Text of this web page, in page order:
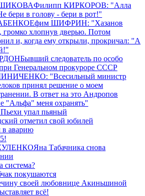
Филипп КИРКОРОВ: "Алла
бери в голову - бери в рот!"
Ефим ШИФРИН: "Хазанов
громко хлопнув дверью. Потом
и, когда ему открыли, прокричал: "А
Бывший следователь по особо
Генеральном прокуроре СССР
"Всесильный министр
принял решение о моем
В ответ на это Андропов
"Альфа" меня охранять"
упал пьяный
отметил свой юбилей
в аварию
Яна Табачника снова
система?
покушаются
своей любовнице Акиньшиной
всё!